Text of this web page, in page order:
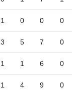
1 0 0 0
3 5 7 0
1 1 6 0
1 4 9 0